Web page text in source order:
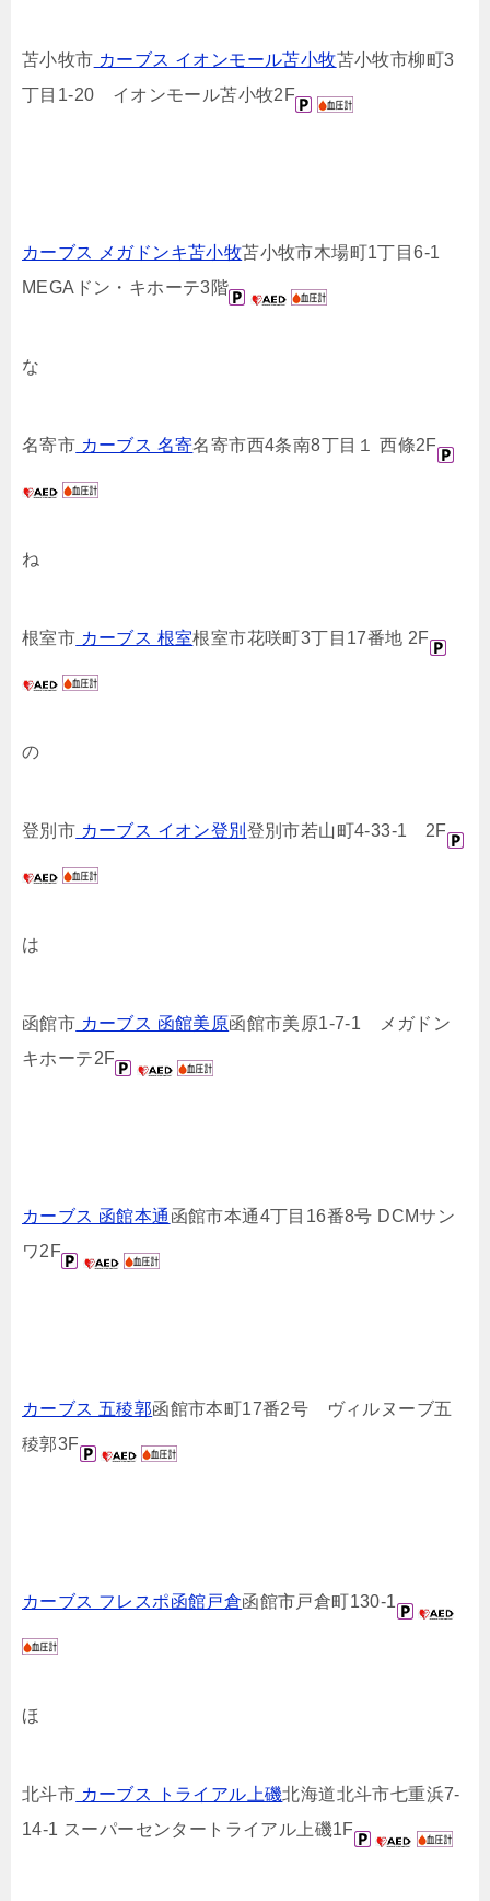
苫小牧市 カーブス イオンモール苫小牧苫小牧市柳町3
丁目1-20 イオンモール苫小牧2F
カーブス メガドンキ苫小牧苫小牧市木場町1丁目6-1
MEGAドン・キホーテ3階
な
名寄市 カーブス 名寄名寄市西4条南8丁目１ 西條2F
ね
根室市 カーブス 根室根室市花咲町3丁目17番地 2F
の
登別市 カーブス イオン登別 登別市若山町4-33-1 2F
は
函館市 カーブス 函館美原函館市美原1-7-1 メガドン
キホーテ2F
カーブス 函館本通 函館市本通4丁目16番8号 DCMサン
ワ2F
カーブス 五稜郭函館市本町17番2号 ヴィルヌーブ五
稜郭3F
カーブス フレスポ函館戸倉函館市戸倉町130-1
ほ
北斗市 カーブス トライアル上磯北海道北斗市七重浜7-
14-1 スーパーセンタートライアル上磯1F